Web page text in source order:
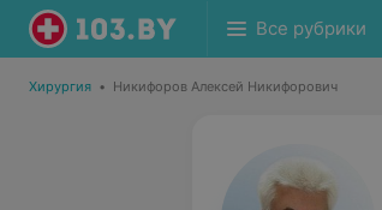
Все рубрики
Хирургия • Никифоров Алексей Никифорович